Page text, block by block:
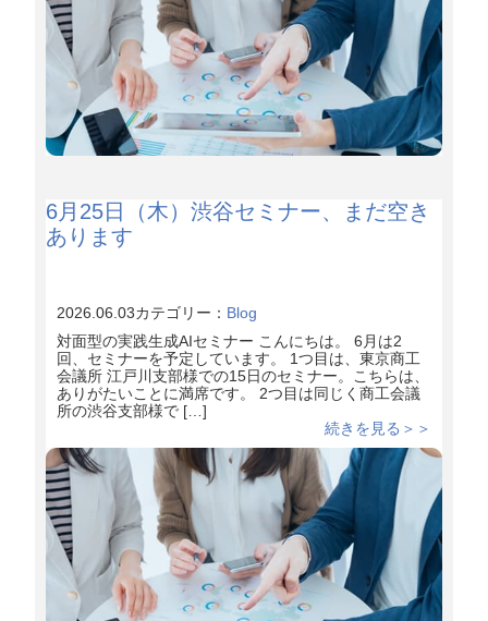
6月25日（木）渋谷セミナー、まだ空き
あります
2026.06.03カテゴリー： Blog
対面型の実践生成AIセミナー こんにちは。 6月は2
回、セミナーを予定しています。 1つ目は、東京商工
会議所 江戸川支部様での15日のセミナー。こちらは、
ありがたいことに満席です。 2つ目は同じく商工会議
所の渋谷支部様で […]
続きを見る＞＞